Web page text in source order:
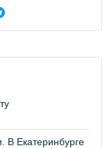
В Екатеринбурге